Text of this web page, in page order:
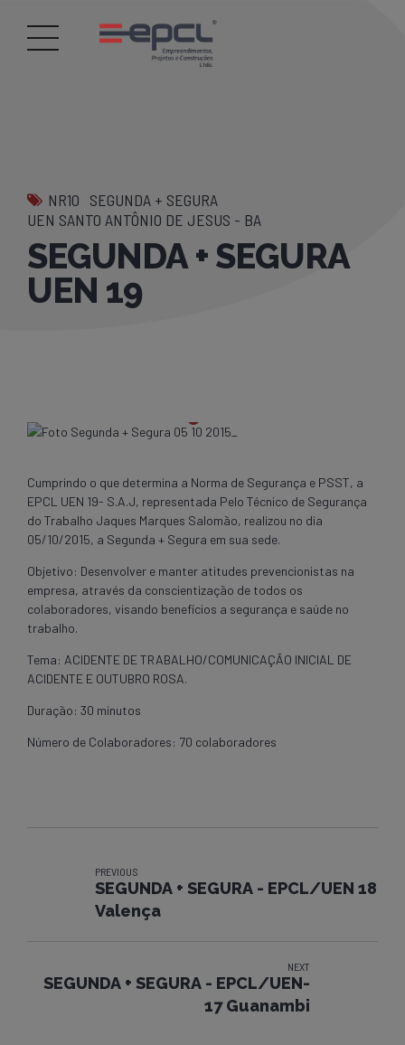
NR10 SEGUNDA + SEGURA
UEN SANTO ANTÔNIO DE JESUS - BA
SEGUNDA + SEGURA
UEN 19
Cumprindo o que determina a Norma de Segurança e PSST, a
EPCL UEN 19- S.A.J, representada Pelo Técnico de Segurança
do Trabalho Jaques Marques Salomão, realizou no dia
05/10/2015, a Segunda + Segura em sua sede.
Objetivo: Desenvolver e manter atitudes prevencionistas na
empresa, através da conscientização de todos os
colaboradores, visando benefícios a segurança e saúde no
trabalho.
Tema: ACIDENTE DE TRABALHO/COMUNICAÇÃO INICIAL DE
ACIDENTE E OUTUBRO ROSA.
Duração: 30 minutos
Número de Colaboradores: 70 colaboradores
PREVIOUS
SEGUNDA + SEGURA - EPCL/UEN 18
Valença
NEXT
SEGUNDA + SEGURA - EPCL/UEN-
17 Guanambi